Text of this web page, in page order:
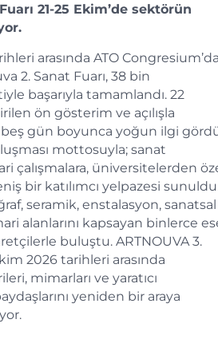
21-25 Ekim’de sektörün
arasında ATO
2. Sanat Fuarı, 38 bin
başarıyla tamamlandı. 22
ön gösterim ve açılışla
beş gün boyunca yoğun ilgi
mottosuyla; sanat
çalışmalara, üniversitelerden
bir katılımcı yelpazesi
seramik, enstalasyon, sanatsal
alanlarını kapsayan binlerce
buluştu. ARTNOUVA 3.
2026 tarihleri arasında
mimarları ve yaratıcı
yeniden bir araya